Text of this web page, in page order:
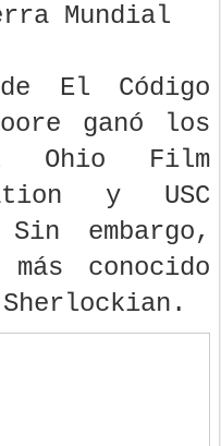
Mundial
El Código
ganó los
Ohio Film
y USC
embargo,
más conocido